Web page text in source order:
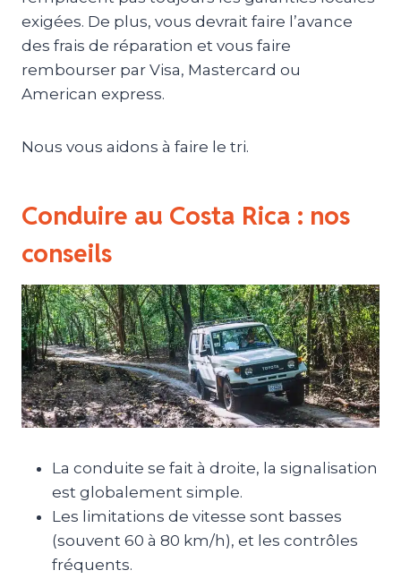
exigées. De plus, vous devrait faire l’avance
des frais de réparation et vous faire
rembourser par Visa, Mastercard ou
American express.
Nous vous aidons à faire le tri.
Conduire au Costa Rica : nos
conseils
La conduite se fait à droite, la signalisation
est globalement simple.
Les limitations de vitesse sont basses
(souvent 60 à 80 km/h), et les contrôles
fréquents.